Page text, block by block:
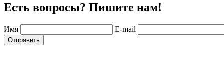
Есть вопросы? Пишите нам!
Имя E-mail